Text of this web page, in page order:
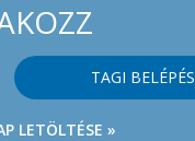
TAGI BELÉPÉS
LETÖLTÉSE »